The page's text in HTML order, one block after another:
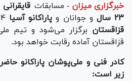
خبرگزاری میزان - مسابقات
۲۳ سال
و جوانان و پاراکانو آسیا۱۴ تا ۱۷
قزاقستان
قزاقستان آماده رقابت خواهد بود.
کادر فنی و ملی‌پوشان پاراکانو
زیر است: